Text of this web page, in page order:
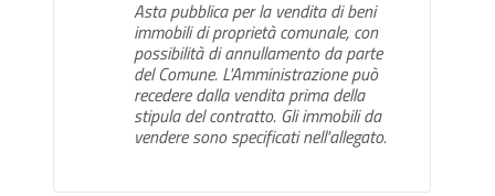
Asta pubblica per la vendita di beni
immobili di proprietà comunale, con
possibilità di annullamento da parte
del Comune. L'Amministrazione può
recedere dalla vendita prima della
stipula del contratto. Gli immobili da
vendere sono specificati nell'allegato.